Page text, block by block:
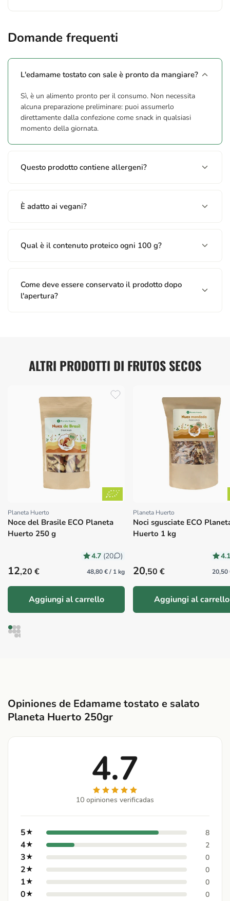
Domande frequenti
L'edamame tostato con sale è pronto da mangiare?
Sì, è un alimento pronto per il consumo. Non necessita
alcuna preparazione preliminare: puoi assumerlo
direttamente dalla confezione come snack in qualsiasi
momento della giornata.
Questo prodotto contiene allergeni?
È adatto ai vegani?
Qual è il contenuto proteico ogni 100 g?
Come deve essere conservato il prodotto dopo
l'apertura?
ALTRI PRODOTTI DI FRUTOS SECOS
Proveedor:
Planeta Huerto
Noce del Brasile ECO Planeta
Huerto 250 g
4.7 (20 )
Precio habitual
12,20 € 48,80 € / 1 kg
Aggiungi al carrello
Proveedor:
Planeta Huerto
Noci sgusciate ECO
Huerto 1 kg
Precio habitual
20,50 € 20,50
Aggiungi al carrello
Opiniones de Edamame tostato e salato
Planeta Huerto 250gr
4.7
10 opiniones verificadas
5★ 8
4★ 2
3★ 0
2★ 0
1★ 0
0★ 0